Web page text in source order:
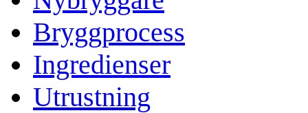
Bryggprocess
Ingredienser
Utrustning